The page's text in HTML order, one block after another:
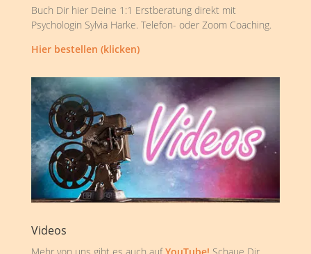
Buch Dir hier Deine 1:1 Erstberatung direkt mit
Psychologin Sylvia Harke. Telefon- oder Zoom Coaching.
Hier bestellen (klicken)
Videos
Mehr von uns gibt es auch aufYouTube! Schaue Dir